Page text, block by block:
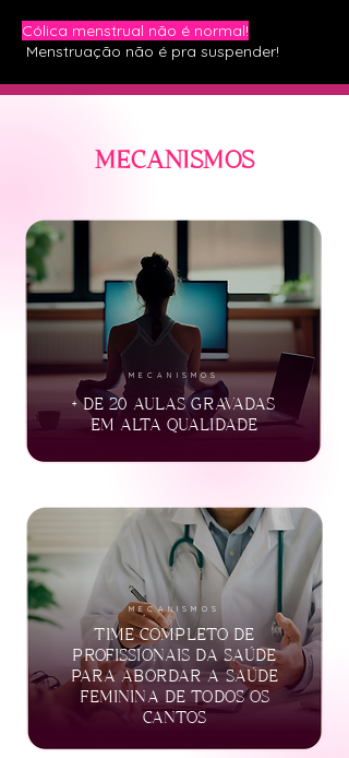
Cólica menstrual não é normal!
Menstruação não é pra suspender!
MECANISMOS
+ DE 20 AULAS GRAVADAS
EM ALTA QUALIDADE
MECANISMOS
TIME COMPLETO DE
PROFISSIONAIS DA SAÚDE
PARA ABORDAR A SAÚDE
FEMININA DE TODOS OS
CANTOS
MECANISMOS